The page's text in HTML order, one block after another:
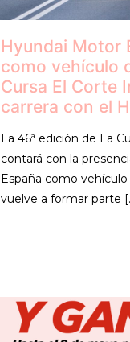
Hyundai Motor
como vehículo
Cursa El Corte
carrera con el
La 46ª edición de La
contará con la
España como
vuelve a formar parte